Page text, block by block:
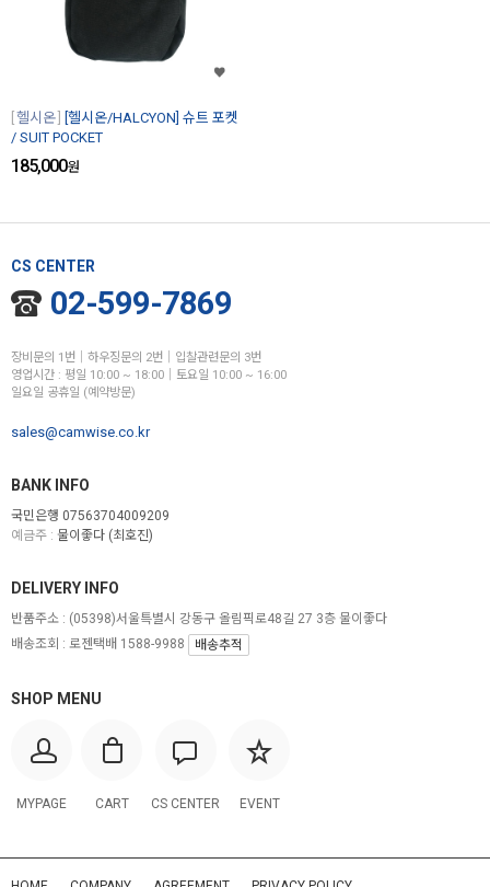
헬시온
[헬시온/HALCYON] 슈트 포켓
/ SUIT POCKET
185,000원
CS CENTER
02-599-7869
장비문의 1번│하우징문의 2번│입찰관련문의 3번
영업시간 : 평일 10:00 ~ 18:00│토요일 10:00 ~ 16:00
일요일 공휴일 (예약방문)
sales@camwise.co.kr
BANK INFO
국민은행 07563704009209
예금주 : 물이좋다 (최호진)
SHOP MENU
MYPAGE CART CS CENTER EVENT
DELIVERY INFO
반품주소 : (05398)서울특별시 강동구 올림픽로48길 27 3층 물이좋다
배송조회 : 로젠택배 1588-9988
배송추적